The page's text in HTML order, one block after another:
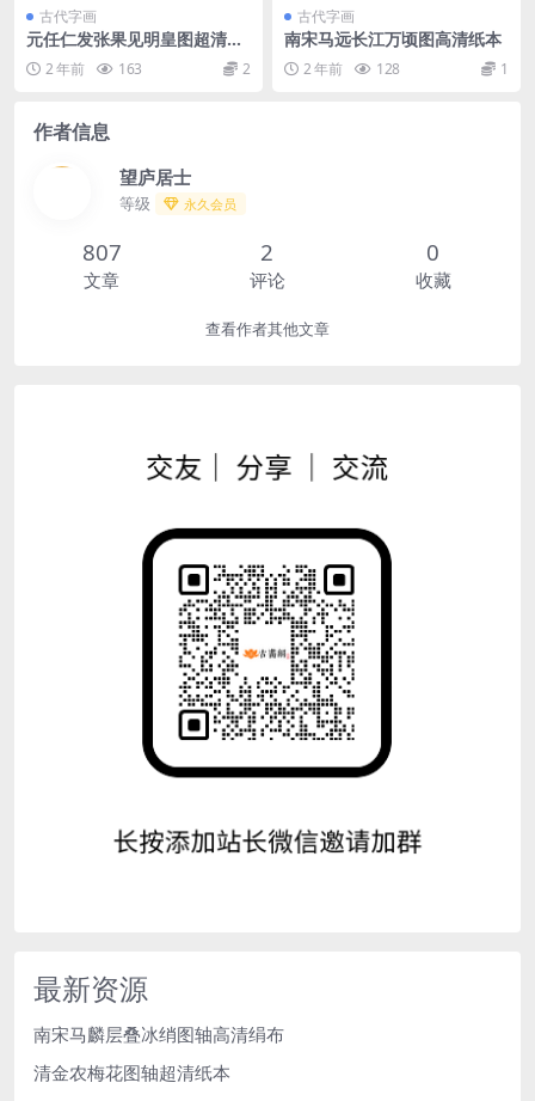
古代字画
元任仁发张果见明皇图超清绢
本 2 年前 163 2
古代字画
南宋马远长江万顷图高清纸本
2 年前 128 1
作者信息
望庐居士
等级 永久会员
807
文章
2
评论
0
收藏
查看作者其他文章
最新资源
南宋马麟层叠冰绡图轴高清绢布
清金农梅花图轴超清纸本